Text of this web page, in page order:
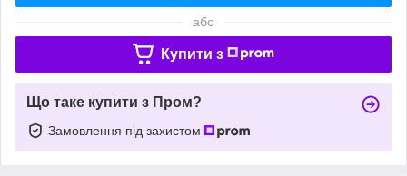
або
Купити з
Що таке купити з Пром?
Замовлення під захистом